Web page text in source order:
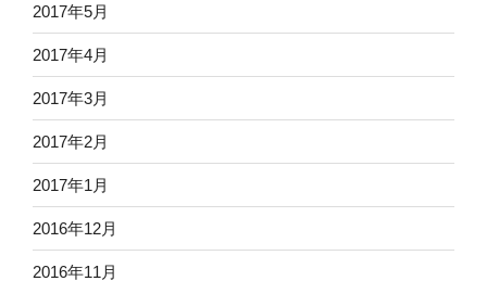
2017年5月
2017年4月
2017年3月
2017年2月
2017年1月
2016年12月
2016年11月